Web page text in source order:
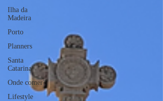
Ilha da
Madeira
Porto
Planners
Santa
Catarina
Onde comer?
Lifestyle